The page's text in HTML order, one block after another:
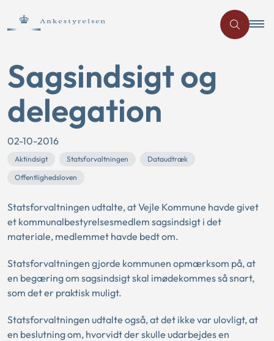
Sagsindsigt og
delegation
02-10-2016
Aktindsigt Statsforvaltningen
Dataudtræk
Offentlighedsloven
Statsforvaltningen udtalte, at Vejle Kommune havde givet
et kommunalbestyrelsesmedlem sagsindsigt i det
materiale, medlemmet havde bedt om.
Statsforvaltningen gjorde kommunen opmærksom på, at
en begæring om sagsindsigt skal imødekommes så snart,
som det er praktisk muligt.
Statsforvaltningen udtalte også, at det ikke var ulovligt, at
en beslutning om, hvorvidt der skulle udarbejdes en